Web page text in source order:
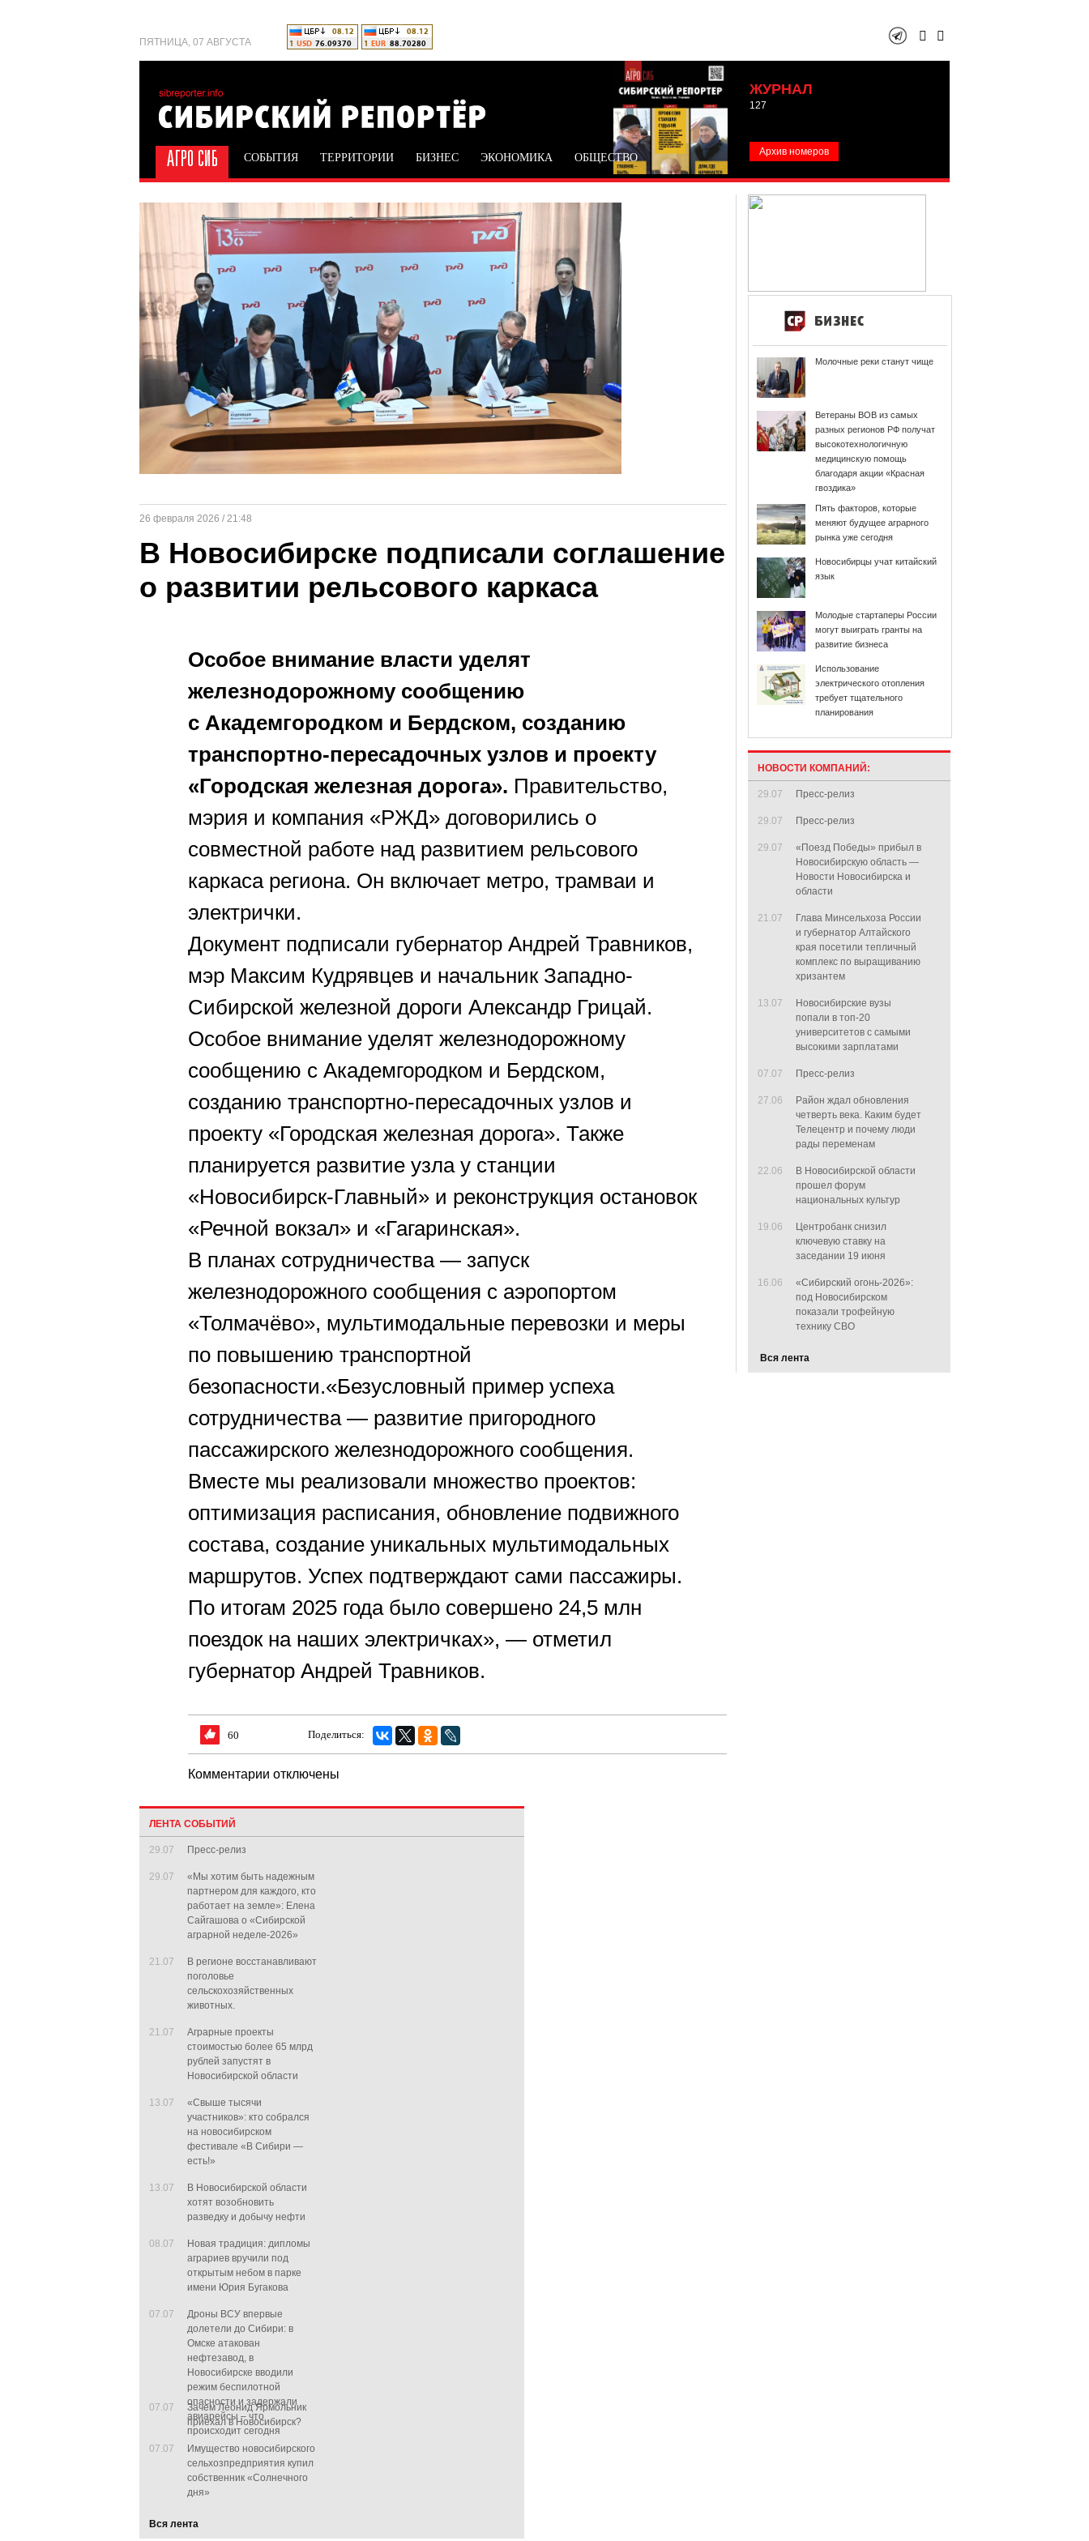
ПЯТНИЦА, 07 АВГУСТА
ЖУРНАЛ
127
Архив номеров
СОБЫТИЯ ТЕРРИТОРИИ БИЗНЕС ЭКОНОМИКА ОБЩЕСТВО
26 февраля 2026 / 21:48
В Новосибирске подписали соглашение
о развитии рельсового каркаса
Особое внимание власти уделят
железнодорожному сообщению
с Академгородком и Бердском, созданию
транспортно-пересадочных узлов и проекту
«Городская железная дорога». Правительство,
мэрия и компания «РЖД» договорились о
совместной работе над развитием рельсового
каркаса региона. Он включает метро, трамваи и
электрички.
Документ подписали губернатор Андрей Травников,
мэр Максим Кудрявцев и начальник Западно-
Сибирской железной дороги Александр Грицай.
Особое внимание уделят железнодорожному
сообщению с Академгородком и Бердском,
созданию транспортно-пересадочных узлов и
проекту «Городская железная дорога». Также
планируется развитие узла у станции
«Новосибирск-Главный» и реконструкция остановок
«Речной вокзал» и «Гагаринская».
В планах сотрудничества — запуск
железнодорожного сообщения с аэропортом
«Толмачёво», мультимодальные перевозки и меры
по повышению транспортной
безопасности.«Безусловный пример успеха
сотрудничества — развитие пригородного
пассажирского железнодорожного сообщения.
Вместе мы реализовали множество проектов:
оптимизация расписания, обновление подвижного
состава, создание уникальных мультимодальных
маршрутов. Успех подтверждают сами пассажиры.
По итогам 2025 года было совершено 24,5 млн
поездок на наших электричках», — отметил
губернатор Андрей Травников.
60 Поделиться:
Комментарии отключены
ЛЕНТА СОБЫТИЙ
29.07 Пресс-релиз
29.07
«Мы хотим быть надежным
партнером для каждого, кто
работает на земле»: Елена
Сайгашова о «Сибирской
аграрной неделе-2026»
21.07
В регионе восстанавливают
поголовье
сельскохозяйственных
животных.
21.07
Аграрные проекты
стоимостью более 65 млрд
рублей запустят в
Новосибирской области
13.07
«Свыше тысячи
участников»: кто собрался
на новосибирском
фестивале «В Сибири —
есть!»
13.07
В Новосибирской области
хотят возобновить
разведку и добычу нефти
08.07
Новая традиция: дипломы
аграриев вручили под
открытым небом в парке
имени Юрия Бугакова
07.07
Дроны ВСУ впервые
долетели до Сибири: в
Омске атакован
нефтезавод, в
Новосибирске вводили
режим беспилотной
опасности и задержали
авиарейсы – что
происходит сегодня
07.07
Зачем Леонид Ярмольник
приехал в Новосибирск?
07.07
Имущество новосибирского
сельхозпредприятия купил
собственник «Солнечного
дня»
Вся лента
Молочные реки станут чище
Ветераны ВОВ из самых
разных регионов РФ получат
высокотехнологичную
медицинскую помощь
благодаря акции «Красная
гвоздика»
Пять факторов, которые
меняют будущее аграрного
рынка уже сегодня
Новосибирцы учат китайский
язык
Молодые стартаперы России
могут выиграть гранты на
развитие бизнеса
Использование
электрического отопления
требует тщательного
планирования
НОВОСТИ КОМПАНИЙ:
29.07 Пресс-релиз
29.07 Пресс-релиз
29.07
«Поезд Победы» прибыл в
Новосибирскую область —
Новости Новосибирска и
области
21.07
Глава Минсельхоза России
и губернатор Алтайского
края посетили тепличный
комплекс по выращиванию
хризантем
13.07
Новосибирские вузы
попали в топ-20
университетов с самыми
высокими зарплатами
07.07 Пресс-релиз
27.06
Район ждал обновления
четверть века. Каким будет
Телецентр и почему люди
рады переменам
22.06
В Новосибирской области
прошел форум
национальных культур
19.06
Центробанк снизил
ключевую ставку на
заседании 19 июня
16.06
«Сибирский огонь-2026»:
под Новосибирском
показали трофейную
технику СВО
Вся лента